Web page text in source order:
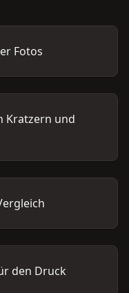
Fotos
Kratzern und
den Druck